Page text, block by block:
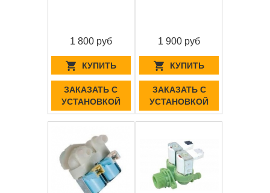
1 800 руб
КУПИТЬ
ЗАКАЗАТЬ С
УСТАНОВКОЙ
1 900 руб
КУПИТЬ
ЗАКАЗАТЬ С
УСТАНОВКОЙ